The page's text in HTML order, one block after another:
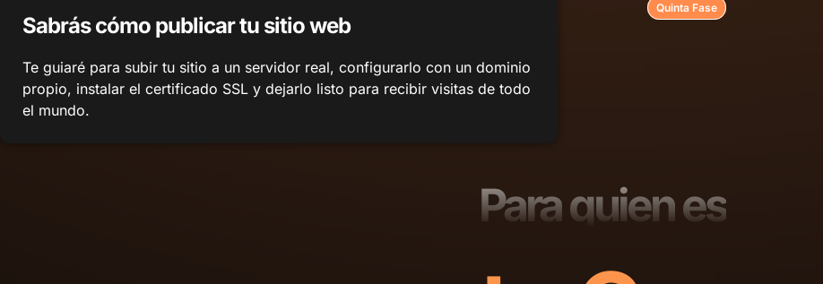
Sabrás cómo publicar tu sitio web
Te guiaré para subir tu sitio a un servidor real, configurarlo con un dominio
propio, instalar el certificado SSL y dejarlo listo para recibir visitas de todo
el mundo.
Quinta Fase
Para quien es